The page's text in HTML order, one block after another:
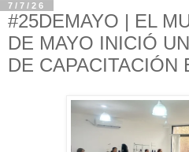
7/7/26
#25DEMAYO | EL
DE MAYO INICIÓ
DE CAPACITACIÓN